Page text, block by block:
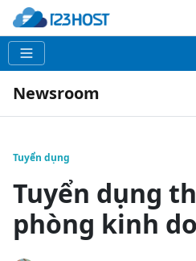
Newsroom
Tuyển dụng
Tuyển dụng
phòng kinh